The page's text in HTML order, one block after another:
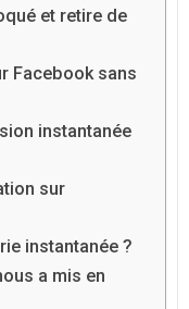
et retire de
Facebook sans
instantanée
sur
instantanée ?
a mis en